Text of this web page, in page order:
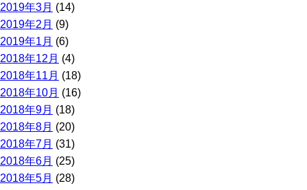
2019年3月 (14)
2019年2月 (9)
2019年1月 (6)
2018年12月 (4)
2018年11月 (18)
2018年10月 (16)
2018年9月 (18)
2018年8月 (20)
2018年7月 (31)
2018年6月 (25)
2018年5月 (28)